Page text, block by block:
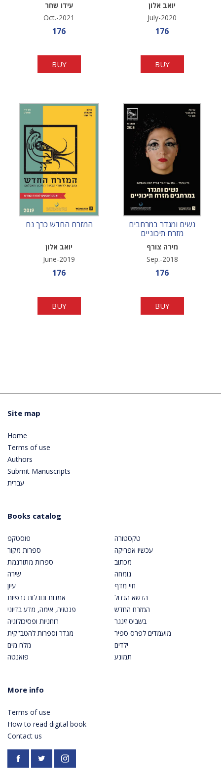
עידו שחר
Oct.-2021
Sale price
176
BUY
יואב אלון
July-2020
Sale price
176
BUY
המזרח החדש כרך נח
יואב אלון
June-2019
Sale price
176
BUY
נשים ומגדר במרחבים
מזרח תיכוניים
מירה צורף
Sep.-2018
Sale price
176
BUY
Site map
Home
Terms of use
Authors
Submit Manuscripts
עברית
Books catalog
פוסטקפ
ספרות מקור
ספרות מתורגמת
שירה
עיון
אמנות ונובלות גרפיות
פנטזיה, אימה, מדע בדיוני
רוחניות ופסיכולוגיה
מגדר וספרות להטב"קית
מלח מים
פואנטה
טקסטורה
עכשיו אפריקה
מכתוב
גומחה
חיי מדף
הדשא הגדול
המזרח החדש
בשביס זינגר
מועמדים לפרס ספיר
ילדים
תמונע
More info
Terms of use
How to read digital book
Contact us
Facebookhttps://twitter.com/PardesPublish
Instagram